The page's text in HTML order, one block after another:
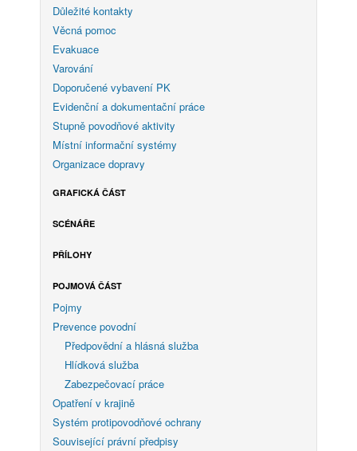
Důležité kontakty
Věcná pomoc
Evakuace
Varování
Doporučené vybavení PK
Evidenční a dokumentační práce
Stupně povodňové aktivity
Místní informační systémy
Organizace dopravy
GRAFICKÁ ČÁST
SCÉNÁŘE
PŘÍLOHY
POJMOVÁ ČÁST
Pojmy
Prevence povodní
Předpovědní a hlásná služba
Hlídková služba
Zabezpečovací práce
Opatření v krajině
Systém protipovodňové ochrany
Související právní předpisy